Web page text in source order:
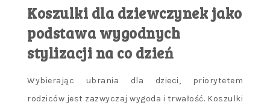
Koszulki dla dziewczynek jako
podstawa wygodnych
stylizacji na co dzień
Wybierając ubrania dla dzieci, priorytetem
rodziców jest zazwyczaj wygoda i trwałość. Koszulki